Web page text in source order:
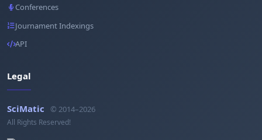
Conferences
Journament Indexings
API
Legal
SciMatic © 2014–2026
All Rights Reserved!